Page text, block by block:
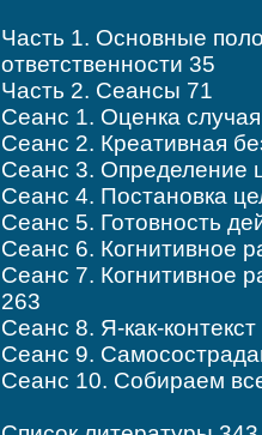
Часть 1. Основные
ответственности 35
Часть 2. Сеансы 71
Сеанс 1. Оценка
Сеанс 2. Креативная
Сеанс 3. Определение
Сеанс 4. Постановка
Сеанс 5. Готовность
Сеанс 6. Когнитивное
Сеанс 7. Когнитивное
263
Сеанс 8. Я-как-
Сеанс 9.
Сеанс 10. Собираем